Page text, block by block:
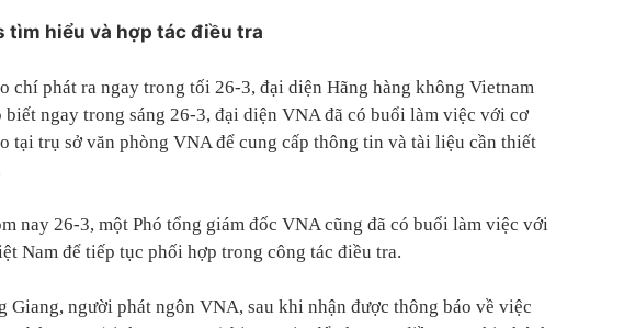
tìm hiểu và hợp tác điều tra
chí phát ra ngay trong tối 26-3, đại diện Hãng hàng không Vietnam
ngay trong sáng 26-3, đại diện VNA đã có buổi làm việc với cơ
tại trụ sở văn phòng VNA để cung cấp thông tin và tài liệu cần thiết
nay 26-3, một Phó tổng giám đốc VNA cũng đã có buổi làm việc với
Nam để tiếp tục phối hợp trong công tác điều tra.
Giang, người phát ngôn VNA, sau khi nhận được thông báo về việc